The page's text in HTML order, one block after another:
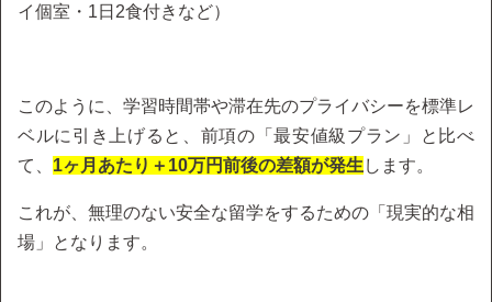
イ個室・1日2食付きなど）
このように、学習時間帯や滞在先のプライバシーを標準レ
ベルに引き上げると、前項の「最安値級プラン」と比べ
て、 1ヶ月あたり＋10万円前後の差額が発生 します。
これが、無理のない安全な留学をするための「現実的な相
場」となります。